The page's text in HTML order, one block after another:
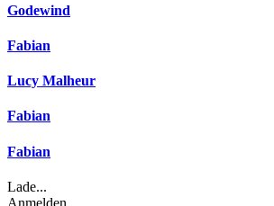
Godewind
Fabian
Lucy Malheur
Fabian
Fabian
Lade...
Anmelden